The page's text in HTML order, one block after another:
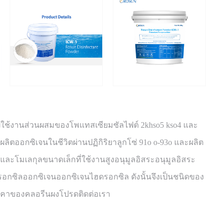
านส่วนผสมของโพแทสเซียมซัลไฟต์ 2khso5 kso4 และ
ลิตออกซิเจนในชีวิตผ่านปฏิกิริยาลูกโซ่ 91o o-93o และผลิต
ะโมเลกุลขนาดเล็กที่ใช้งานสูงอนุมูลอิสระอนุมูลอิสระ
กซิลออกซิเจนออกซิเจนไฮดรอกซิล ดังนั้นจึงเป็นชนิดของ
ของคลอรีนผงโปรดติดต่อเรา